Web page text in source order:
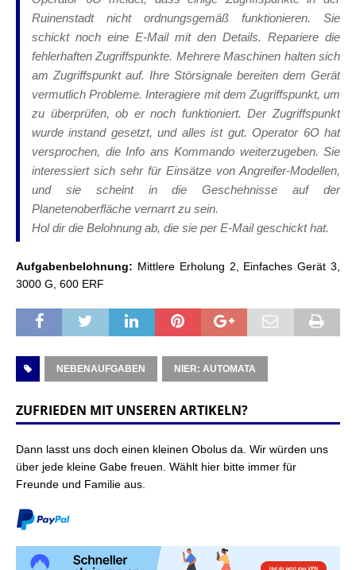
NieR: Automata – Quest: Verlorenes Mädchen
NieR: Automata – Quest: Das wandernde Paar
NieR: Automata – Quest: Robodojo
NieR: Automata – Quest: Knallkopfs Forschung
NieR: Automata – Quest: Die Bitte der Verwalterin
NieR: Automata – Quest:
Widerstandsverschwinden
NieR: Automata – Quest: Narrenfinder
NieR: Automata – Quest: Familienstreit
NieR: Automata – Quest: Stempelsammlung
NieR: Automata – Quest: Maschinenprüfung 1 & 2
NieR: Automata – Quest: Ärger schlichten
Kommunikation
NieR: Automata – Quest: Reperatur der Terminals
NieR: Automata – Quest: Berge die vertraulichen
Informationen
NieR: Automata – Quest: Tierpflege
NieR: Automata – Quest: Lagerentwicklung
NieR: Automata – Quest: Anemones Vergangenheit
NieR: Automata – Quest: Revierkampf
Ruinenstadt nicht ordnungsgemäß funktionieren. Sie
schickt noch eine E-Mail mit den Details. Repariere die
fehlerhaften Zugriffspunkte. Mehrere Maschinen halten sich
am Zugriffspunkt auf. Ihre Störsignale bereiten dem Gerät
vermutlich Probleme. Interagiere mit dem Zugriffspunkt, um
zu überprüfen, ob er noch funktioniert. Der Zugriffspunkt
wurde instand gesetzt, und alles ist gut. Operator 6O hat
versprochen, die Info ans Kommando weiterzugeben. Sie
interessiert sich sehr für Einsätze von Angreifer-Modellen,
und sie scheint in die Geschehnisse auf der
Planetenoberfläche vernarrt zu sein.
Hol dir die Belohnung ab, die sie per E-Mail geschickt hat.
Aufgabenbelohnung: Mittlere Erholung 2, Einfaches Gerät 3,
3000 G, 600 ERF
NEBENAUFGABEN NIER: AUTOMATA
ZUFRIEDEN MIT UNSEREN ARTIKELN?
Dann lasst uns doch einen kleinen Obolus da. Wir würden uns
über jede kleine Gabe freuen. Wählt hier bitte immer für
Freunde und Familie aus.